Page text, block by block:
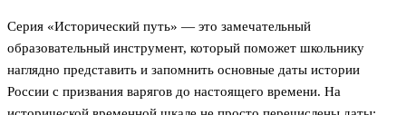
Серия «Исторический путь» — это замечательный
образовательный инструмент, который поможет школьнику
наглядно представить и запомнить основные даты истории
России с призвания варягов до настоящего времени. На